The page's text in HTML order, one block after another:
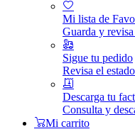
Mi lista de
Guarda y
Sigue tu pedido
Revisa el
Descarga tu
Consulta y
Mi carrito